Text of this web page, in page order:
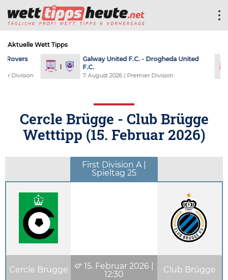
Aktuelle Wett Tipps
Galway United F.C. - Drogheda United
F.C.
7. August 2026| Premier Division
Cercle Brügge - Club Brügge
Wetttipp (15. Februar 2026)
First Division A |
Spieltag 25
Cercle Brügge 15. Februar 2026
12:30
Club Brügge